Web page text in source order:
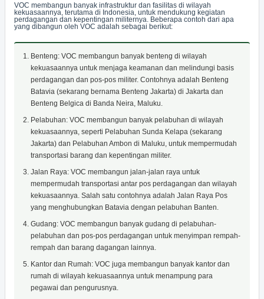
VOC membangun banyak infrastruktur dan fasilitas di wilayah
kekuasaannya, terutama di Indonesia, untuk mendukung kegiatan
perdagangan dan kepentingan militernya. Beberapa contoh dari apa
yang dibangun oleh VOC adalah sebagai berikut:
Benteng: VOC membangun banyak benteng di wilayah
kekuasaannya untuk menjaga keamanan dan melindungi basis
perdagangan dan pos-pos militer. Contohnya adalah Benteng
Batavia (sekarang bernama Benteng Jakarta) di Jakarta dan
Benteng Belgica di Banda Neira, Maluku.
Pelabuhan: VOC membangun banyak pelabuhan di wilayah
kekuasaannya, seperti Pelabuhan Sunda Kelapa (sekarang
Jakarta) dan Pelabuhan Ambon di Maluku, untuk mempermudah
transportasi barang dan kepentingan militer.
Jalan Raya: VOC membangun jalan-jalan raya untuk
mempermudah transportasi antar pos perdagangan dan wilayah
kekuasaannya. Salah satu contohnya adalah Jalan Raya Pos
yang menghubungkan Batavia dengan pelabuhan Banten.
Gudang: VOC membangun banyak gudang di pelabuhan-
pelabuhan dan pos-pos perdagangan untuk menyimpan rempah-
rempah dan barang dagangan lainnya.
Kantor dan Rumah: VOC juga membangun banyak kantor dan
rumah di wilayah kekuasaannya untuk menampung para
pegawai dan pengurusnya.